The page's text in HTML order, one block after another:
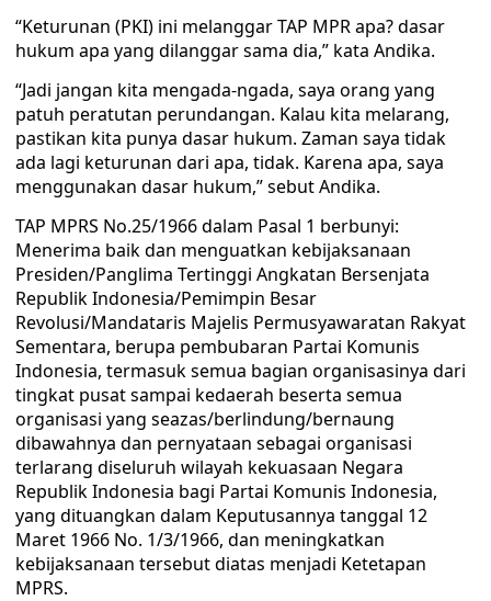
“Keturunan (PKI) ini melanggar TAP MPR apa? dasar
hukum apa yang dilanggar sama dia,” kata Andika.
“Jadi jangan kita mengada-ngada, saya orang yang
patuh peratutan perundangan. Kalau kita melarang,
pastikan kita punya dasar hukum. Zaman saya tidak
ada lagi keturunan dari apa, tidak. Karena apa, saya
menggunakan dasar hukum,” sebut Andika.
TAP MPRS No.25/1966 dalam Pasal 1 berbunyi:
Menerima baik dan menguatkan kebijaksanaan
Presiden/Panglima Tertinggi Angkatan Bersenjata
Republik Indonesia/Pemimpin Besar
Revolusi/Mandataris Majelis Permusyawaratan Rakyat
Sementara, berupa pembubaran Partai Komunis
Indonesia, termasuk semua bagian organisasinya dari
tingkat pusat sampai kedaerah beserta semua
organisasi yang seazas/berlindung/bernaung
dibawahnya dan pernyataan sebagai organisasi
terlarang diseluruh wilayah kekuasaan Negara
Republik Indonesia bagi Partai Komunis Indonesia,
yang dituangkan dalam Keputusannya tanggal 12
Maret 1966 No. 1/3/1966, dan meningkatkan
kebijaksanaan tersebut diatas menjadi Ketetapan
MPRS.